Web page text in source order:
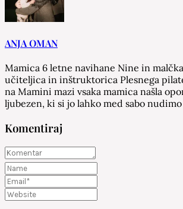
ANJA OMAN
Mamica 6 letne navihane Nine in
učiteljica in inštruktorica Plesnega
na Mamini mazi vsaka mamica našla
ljubezen, ki si jo lahko med sabo
Komentiraj